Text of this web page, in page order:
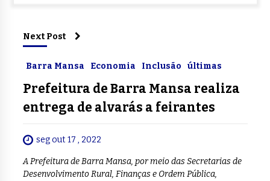
Next Post
Barra Mansa Economia Inclusão últimas
Prefeitura de Barra Mansa realiza
entrega de alvarás a feirantes
seg out 17 , 2022
A Prefeitura de Barra Mansa, por meio das Secretarias de
Desenvolvimento Rural, Finanças e Ordem Pública,